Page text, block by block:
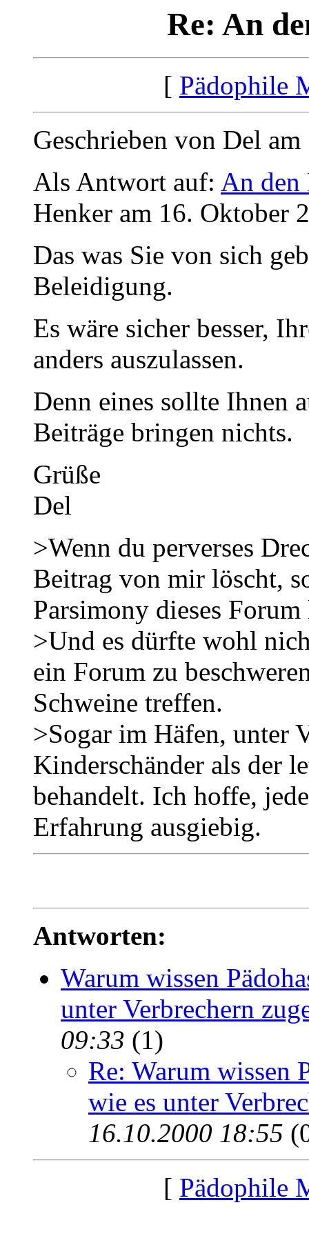
Re: An
[ Pädophile
Geschrieben von Del
Als Antwort auf: An den
Henker am 16. Oktober
Das was Sie von sich
Beleidigung.
Es wäre sicher besser,
anders auszulassen.
Denn eines sollte Ihnen
Beiträge bringen nichts.
Grüße
Del
>Wenn du perverses
Beitrag von mir löscht,
Parsimony dieses
>Und es dürfte wohl
ein Forum zu
Schweine treffen.
>Sogar im Häfen, unter
Kinderschänder als der
behandelt. Ich hoffe,
Erfahrung ausgiebig.
Antworten:
Warum wissen
unter Verbrechern
09:33 (1)
Re: Warum wissen
wie es unter
16.10.2000 18:55
[ Pädophile